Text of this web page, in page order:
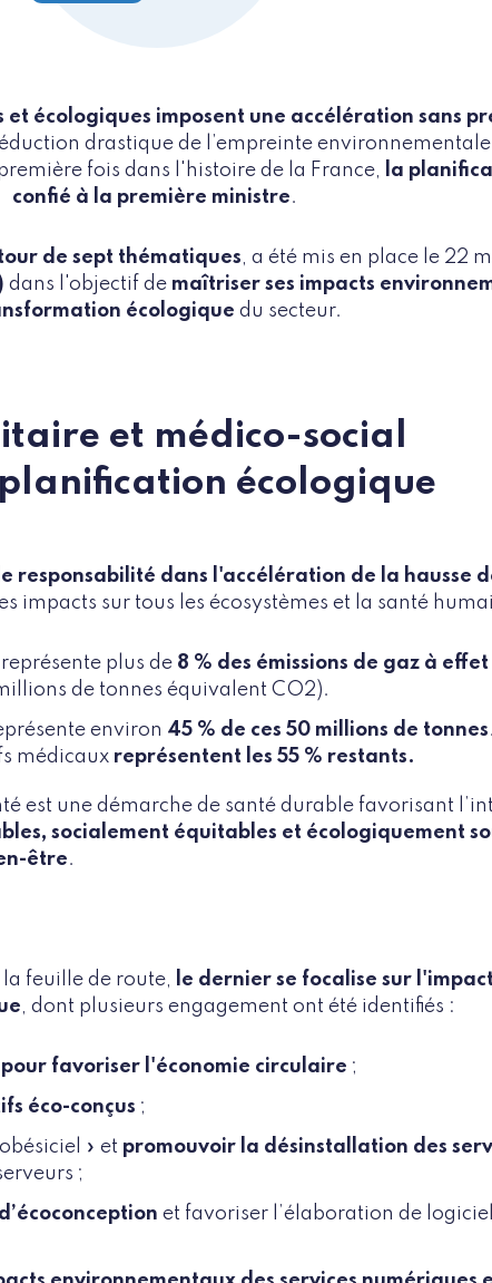
écologiques imposent une accélération sans
drastique de l’empreinte
fois dans l'histoire de la France,
la
confié à la première ministre.
de sept thématiques, a été mis en place le 22
dans l'objectif de maîtriser ses impacts
écologique du secteur.
et médico-social
écologique
responsabilité dans l'accélération de la hausse
impacts sur tous les écosystèmes et la santé
plus de 8 % des émissions de gaz à
de tonnes équivalent CO2).
environ 45 % de ces 50 millions de tonnes
médicaux représentent les 55 % restants.
est une démarche de santé durable favorisant
socialement équitables et écologiquement
être.
la feuille de route,
le dernier se focalise sur
, dont plusieurs engagement ont été identifiés :
favoriser l'économie circulaire ;
éco-conçus ;
» et promouvoir la désinstallation des
;
et favoriser l’élaboration de